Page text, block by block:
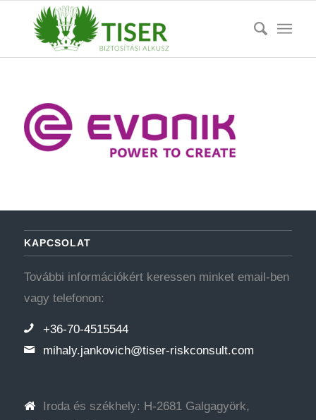
KAPCSOLAT
További információkért keressen minket email-ben
vagy telefonon:
+36-70-4515544
mihaly.jankovich@tiser-riskconsult.com
Iroda és székhely: H-2681 Galgagyörk,